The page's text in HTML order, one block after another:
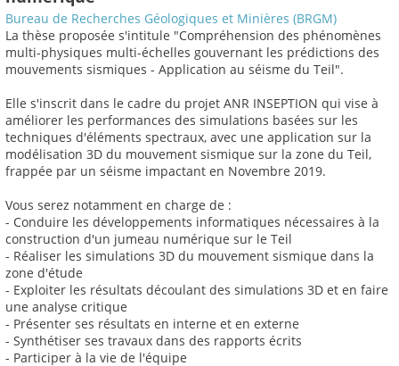
Bureau de Recherches Géologiques et Minières (BRGM)
La thèse proposée s'intitule "Compréhension des phénomènes
multi-physiques multi-échelles gouvernant les prédictions des
mouvements sismiques - Application au séisme du Teil".
Elle s'inscrit dans le cadre du projet ANR INSEPTION qui vise à
améliorer les performances des simulations basées sur les
techniques d'éléments spectraux, avec une application sur la
modélisation 3D du mouvement sismique sur la zone du Teil,
frappée par un séisme impactant en Novembre 2019.
Vous serez notamment en charge de :
- Conduire les développements informatiques nécessaires à la
construction d'un jumeau numérique sur le Teil
- Réaliser les simulations 3D du mouvement sismique dans la
zone d'étude
- Exploiter les résultats découlant des simulations 3D et en faire
une analyse critique
- Présenter ses résultats en interne et en externe
- Synthétiser ses travaux dans des rapports écrits
- Participer à la vie de l'équipe